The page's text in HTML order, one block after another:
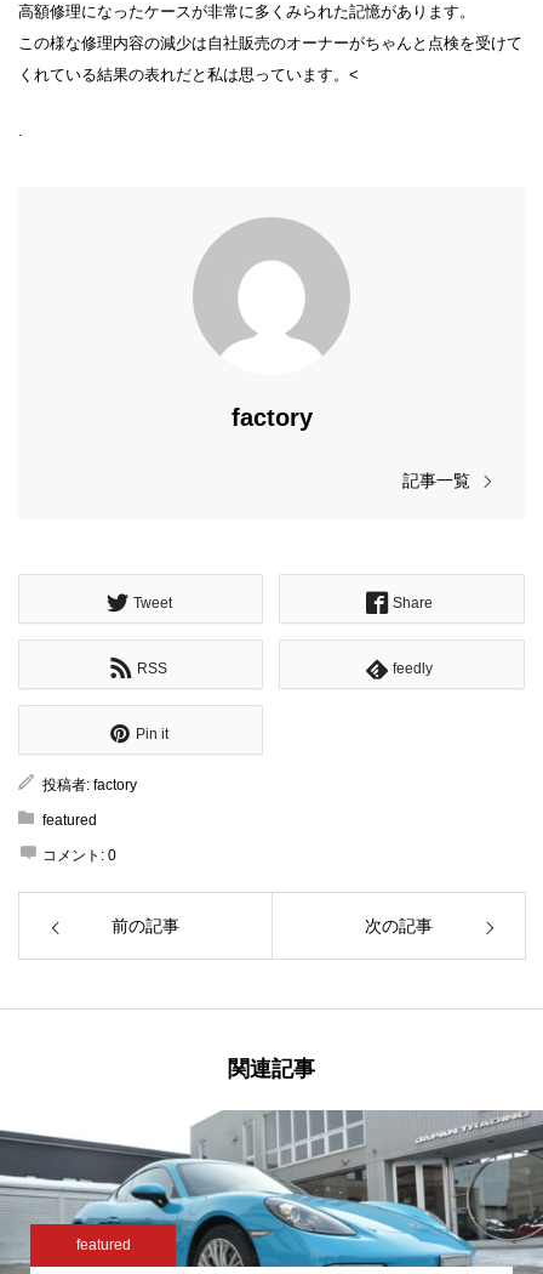
高額修理になったケースが非常に多くみられた記憶があります。
この様な修理内容の減少は自社販売のオーナーがちゃんと点検を受けて
くれている結果の表れだと私は思っています。<
.
factory
記事一覧
Tweet Share
RSS feedly
Pin it
投稿者: factory
featured
コメント: 0
前の記事 次の記事
関連記事
featured